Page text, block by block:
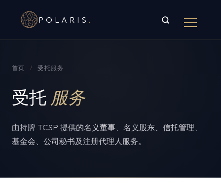
POLARIS .
首页 / 受托服务
受托 服务
由持牌 TCSP 提供的名义董事、名义股东、信托管理、
基金会、公司秘书及注册代理人服务。